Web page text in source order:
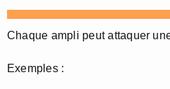
Chaque ampli peut attaquer
Exemples :